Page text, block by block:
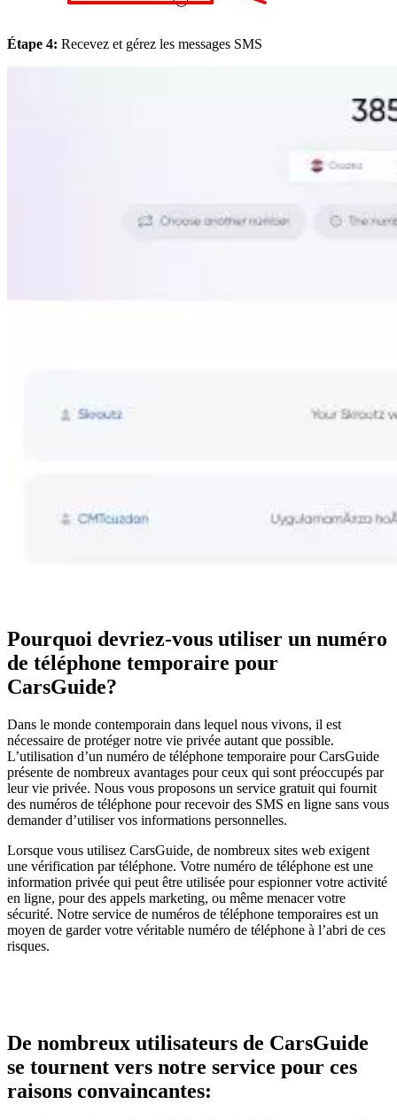
Étape 4: Recevez et gérez les messages SMS
Pourquoi devriez-vous utiliser un numéro
de téléphone temporaire pour
CarsGuide?
Dans le monde contemporain dans lequel nous vivons, il est
nécessaire de protéger notre vie privée autant que possible.
L’utilisation d’un numéro de téléphone temporaire pour CarsGuide
présente de nombreux avantages pour ceux qui sont préoccupés par
leur vie privée. Nous vous proposons un service gratuit qui fournit
des numéros de téléphone pour recevoir des SMS en ligne sans vous
demander d’utiliser vos informations personnelles.
Lorsque vous utilisez CarsGuide, de nombreux sites web exigent
une vérification par téléphone. Votre numéro de téléphone est une
information privée qui peut être utilisée pour espionner votre activité
en ligne, pour des appels marketing, ou même menacer votre
sécurité. Notre service de numéros de téléphone temporaires est un
moyen de garder votre véritable numéro de téléphone à l’abri de ces
risques.
De nombreux utilisateurs de CarsGuide
se tournent vers notre service pour ces
raisons convaincantes: